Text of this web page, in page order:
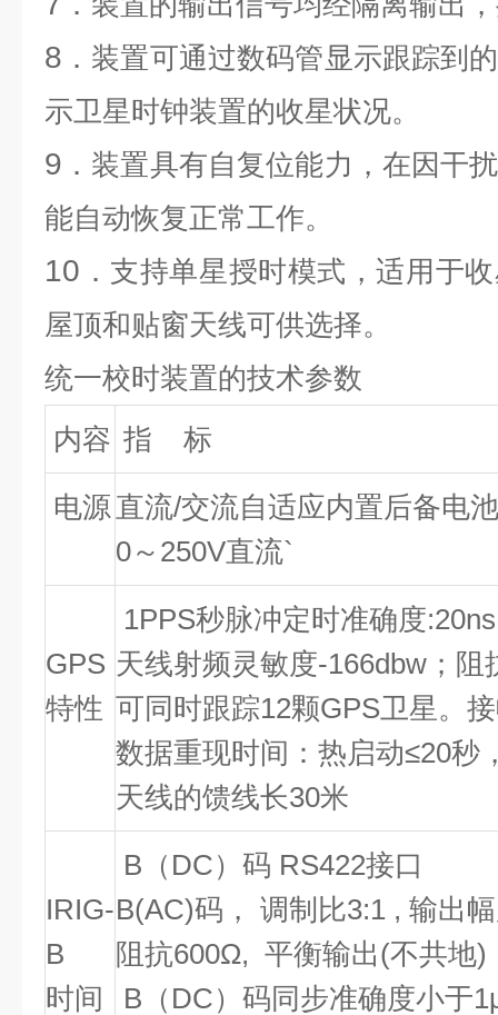
8 ．装置可通过数码管显示跟踪到
示卫星时钟装置的收星状况。
9 ．装置具有自复位能力，在因干
能自动恢复正常工作。
10 ．支持单星授时模式，适用于
屋顶和贴窗天线可供选择。
统一校时装置的技术参数
内容 指 标
电源直流/交流自适应内置后备电
0～ 250V直流`
GPS
特性
1PPS秒脉冲定时准确度:20ns
天线射频灵敏度-166dbw ；阻
可同时跟踪12颗GPS卫星。
数据重现时间：热启动≤20秒
天线的馈线长30米
IRIG-
B
时间
B （ DC）码 RS422接口
B(AC)码， 调制比3:1 , 输出
阻抗600Ω, 平衡输出(不共地)
B （ DC）码同步准确度小于